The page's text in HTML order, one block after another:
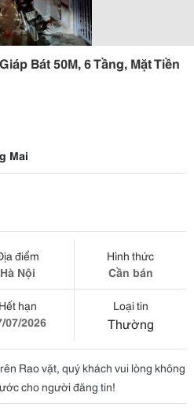
Bát 50M, 6 Tầng, Mặt Tiền
Mai
điểm
Hà Nội
Hình thức
Cần bán
Hết hạn
07/2026
Loại tin
Thường
Rao vặt, quý khách vui lòng không
cho người đăng tin!